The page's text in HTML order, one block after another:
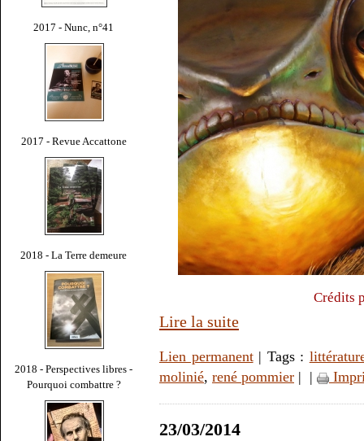
2017 - Nunc, n°41
2017 - Revue Accattone
2018 - La Terre demeure
2018 - Perspectives libres -
Pourquoi combattre ?
Crédits
Lire la suite
Lien permanent| Tags :
molinié, rené pommier | |
23/03/2014